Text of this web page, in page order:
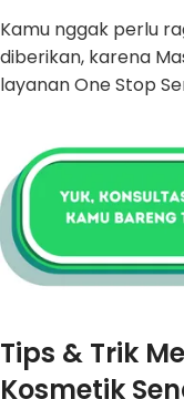
Kamu nggak perlu
diberikan, karena
layanan One Stop
Tips & Trik
Kosmetik